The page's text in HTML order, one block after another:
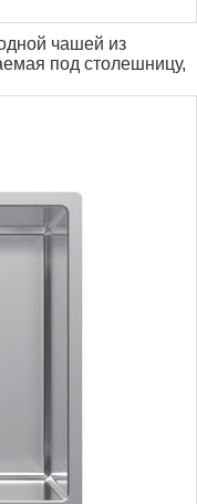
чашей из
под столешницу,